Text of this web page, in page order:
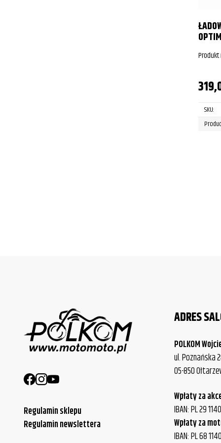
SKU:
Regulamin sklepu
Regulamin newslettera
ADRES
POLKOM
ul. Poznańska
05-850
Wpłaty za
IBAN: PL 29
Wpłaty za
IBAN: PL 68